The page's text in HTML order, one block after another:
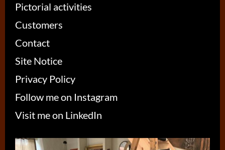
Pictorial activities
Customers
Contact
Site Notice
Privacy Policy
Follow me on Instagram
Visit me on LinkedIn